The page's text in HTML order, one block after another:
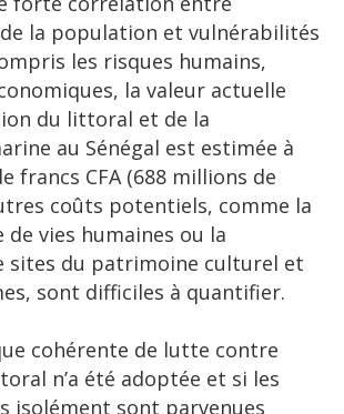
la population et vulnérabilités
les risques humains,
la valeur actuelle
du littoral et de la
au Sénégal est estimée à
francs CFA (688 millions de
coûts potentiels, comme la
vies humaines ou la
sites du patrimoine culturel et
sont difficiles à quantifier.
cohérente de lutte contre
n’a été adoptée et si les
isolément sont parvenues